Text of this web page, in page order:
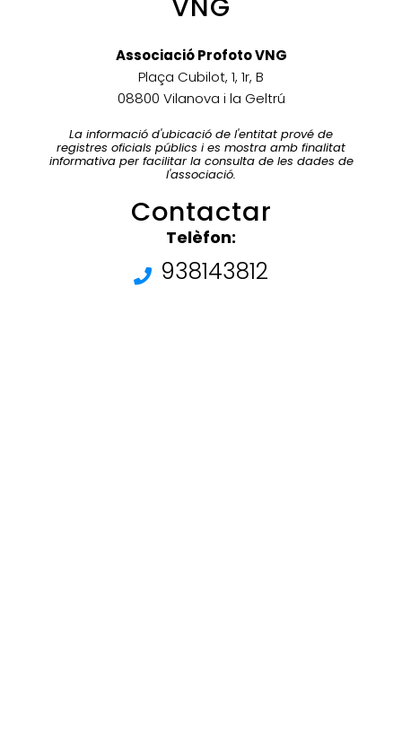
VNG
Associació Profoto VNG
Plaça Cubilot, 1, 1r, B
08800 Vilanova i la Geltrú
La informació d'ubicació de l'entitat prové de
registres oficials públics i es mostra amb finalitat
informativa per facilitar la consulta de les dades de
l'associació.
Contactar
Telèfon:
938143812